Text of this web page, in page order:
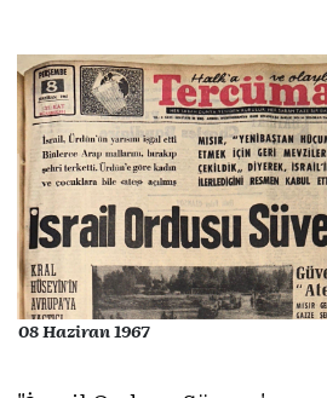
08 Haziran 1967